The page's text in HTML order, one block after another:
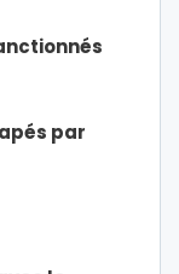
par